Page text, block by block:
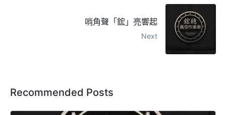
哨角聲「鋐」亮響起
Next
Recommended Posts